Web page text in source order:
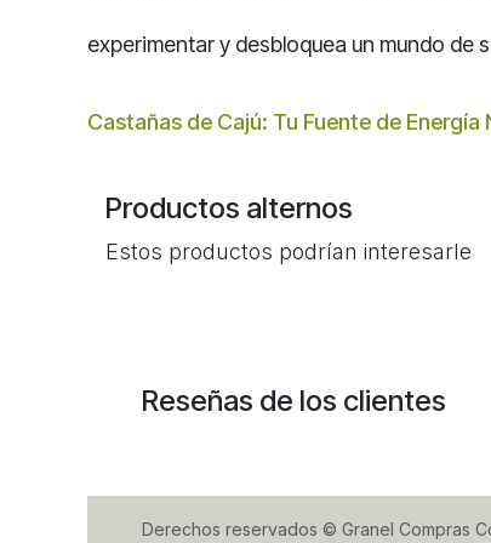
experimentar y desbloquea un mundo
Castañas de Cajú: Tu Fuente de Energía
Productos alternos
Estos productos podrían interesarle
Reseñas de los clientes
Derechos reservados © Granel Compras